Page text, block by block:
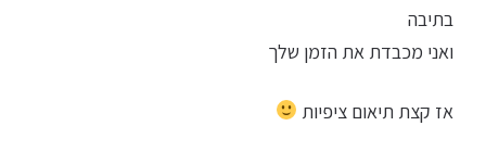
בתיבה
ואני מכבדת את הזמן שלך
אז קצת תיאום ציפיות